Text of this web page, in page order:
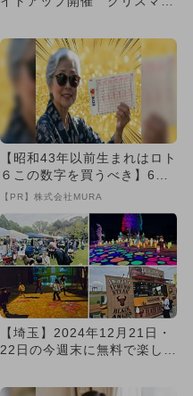
【昭和43年以前生まれはロト
６この数字を買うべき】6つ
の数字が「完全一致」する
【PR】株式会社MURA
【埼玉】2024年12月21日・
22日の今週末に無料で楽しめ